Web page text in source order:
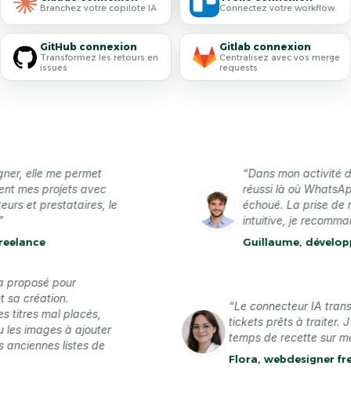
Branchez votre copilote IA Connectez votre workflow
GitHub connexion
Transformez les retours en
issues
Gitlab connexion
Centralisez avec vos merge
requests
me permet
projets avec
prestataires, le
“Dans mon activité de
réussi là où WhatsApp,
échoué. La prise de note
intuitive, je recommande
Guillaume, développeur
l'a proposé pour
sa création.
les titres mal placés,
ou les images à ajouter
anciennes listes de
“Le connecteur IA
tickets prêts à
temps de recette
Flora,